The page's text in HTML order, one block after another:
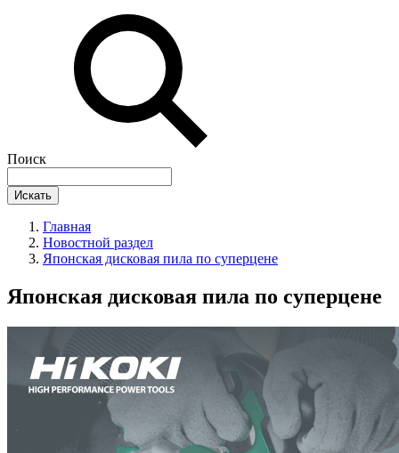
Поиск
Искать
Главная
Новостной раздел
Японская дисковая пила по суперцене
Японская дисковая пила по суперцене